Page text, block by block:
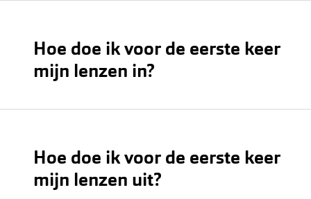
Hoe doe ik voor de eerste keer
mijn lenzen in?
Hoe doe ik voor de eerste keer
mijn lenzen uit?